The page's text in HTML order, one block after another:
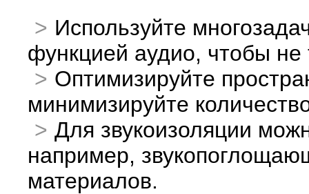
Используйте
функцией аудио, чтобы не
Оптимизируйте
минимизируйте
Для звукоизоляции
например,
материалов.